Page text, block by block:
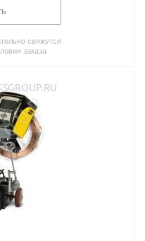
свяжутся
заказа